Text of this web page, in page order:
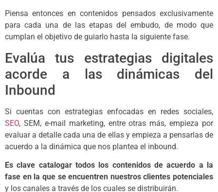
Piensa entonces en contenidos pensados exclusivamente
para cada una de las etapas del embudo, de modo que
cumplan el objetivo de guiarlo hasta la siguiente fase.
Evalúa tus estrategias digitales
acorde a las dinámicas del
Inbound
Si cuentas con estrategias enfocadas en redes sociales,
SEO, SEM, e-mail marketing, entre otras más, empieza por
evaluar a detalle cada una de ellas y empieza a pensarlas de
acuerdo a la dinámica que nos plantea el inbound.
Es clave catalogar todos los contenidos de acuerdo a la
fase en la que se encuentren nuestros clientes potenciales
y los canales a través de los cuales se distribuirán.